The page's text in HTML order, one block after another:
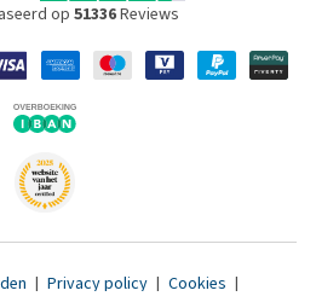
op 51336Reviews
| Privacy policy | Cookies |